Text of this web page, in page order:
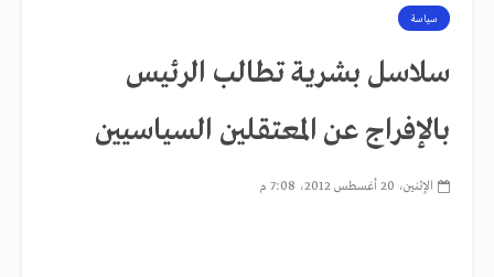
سياسة
سلاسل بشرية تطالب الرئيس
بالإفراج عن المعتقلين السياسيين
الإثنين، 20 أغسطس 2012، 7:08 م